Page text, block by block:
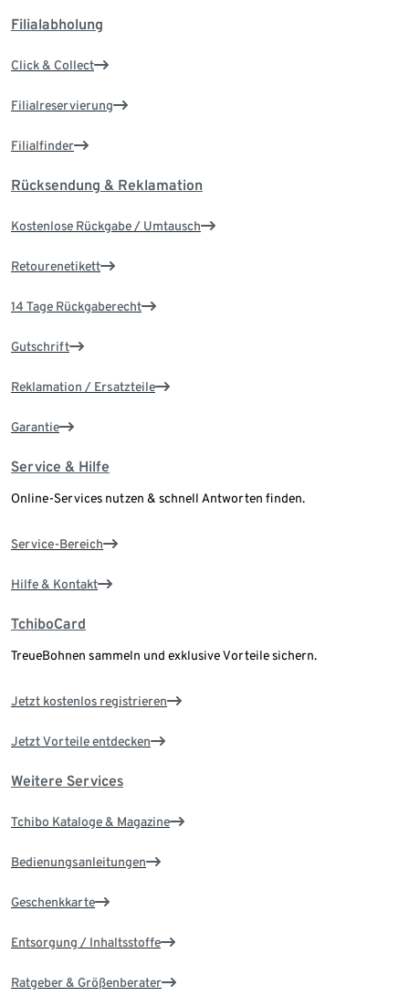
Filialabholung
Click & Collect
Filialreservierung
Filialfinder
Rücksendung & Reklamation
Kostenlose Rückgabe / Umtausch
Retourenetikett
14 Tage Rückgaberecht
Gutschrift
Reklamation / Ersatzteile
Garantie
Service & Hilfe
Online-Services nutzen & schnell Antworten finden.
Service-Bereich
Hilfe & Kontakt
TchiboCard
TreueBohnen sammeln und exklusive Vorteile sichern.
Jetzt kostenlos registrieren
Jetzt Vorteile entdecken
Weitere Services
Tchibo Kataloge & Magazine
Bedienungsanleitungen
Geschenkkarte
Entsorgung / Inhaltsstoffe
Ratgeber & Größenberater